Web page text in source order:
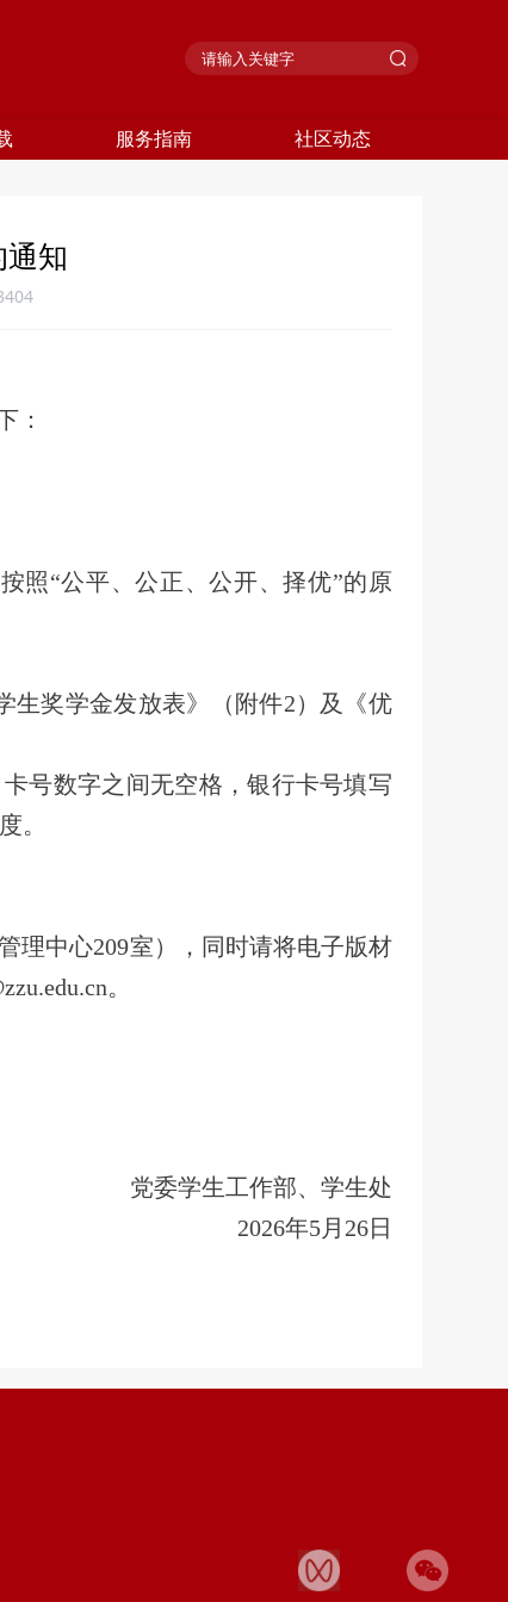
服务指南 社区动态
知
：
照“公平、公正、公开、择优”的原
生奖学金发放表》（附件2）及《优
号数字之间无空格，银行卡号填写
。
理中心209室），同时请将电子版材
。
党委学生工作部、学生处
2026年5月26日